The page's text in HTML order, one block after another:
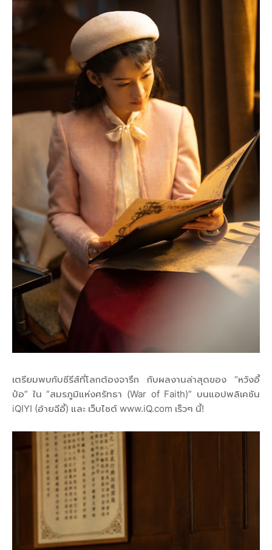
เตรียมพบกับซีรีส์ที่โลกต้องจารึก กับผลงานล่าสุดของ “หวังอี้
ป๋อ” ใน “สมรภูมิแห่งศรัทธา (War of Faith)” บนแอปพลิเคชัน
iQIYI (อ้ายฉีอี้) และ เว็บไซต์ www.iQ.com เร็วๆ นี้!